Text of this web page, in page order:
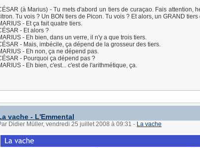
(à Marius) - Tu mets d'abord un tiers de curaçao. Fais attention,
Tu vois ? Un BON tiers de Picon. Tu vois ? Et alors, un GRAND tiers
- Et ça fait quatre tiers.
- Et alors ?
- Eh bien, dans un verre, il n'y a que trois tiers.
- Mais, imbécile, ça dépend de la grosseur des tiers.
- Eh non, ça ne dépend pas.
- Pourquoi ça dépend pas ?
- Eh bien, c'est... c'est de l'arithmétique, ça.
vache - L'Emmental
Didier Müller, vendredi 25 juillet 2008 à 09:31 - La vache